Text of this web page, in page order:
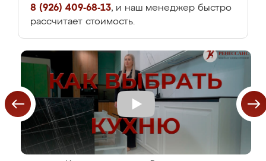
8 (926) 409-68-13, и наш менеджер быстро
рассчитает стоимость.